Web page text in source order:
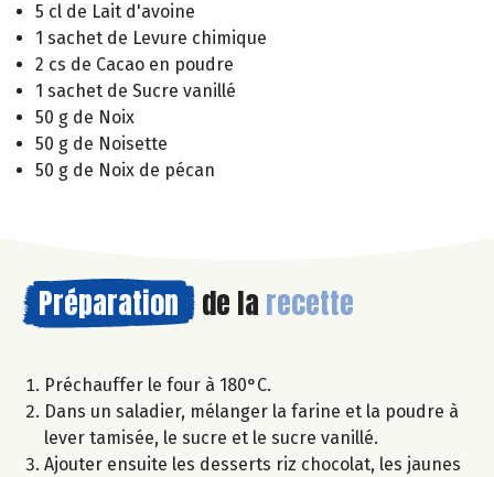
5 cl de Lait d'avoine
1 sachet de Levure chimique
2 cs de Cacao en poudre
1 sachet de Sucre vanillé
50 g de Noix
50 g de Noisette
50 g de Noix de pécan
Préparation de la recette
Préchauffer le four à 180°C.
Dans un saladier, mélanger la farine et la poudre à
lever tamisée, le sucre et le sucre vanillé.
Ajouter ensuite les desserts riz chocolat, les jaunes